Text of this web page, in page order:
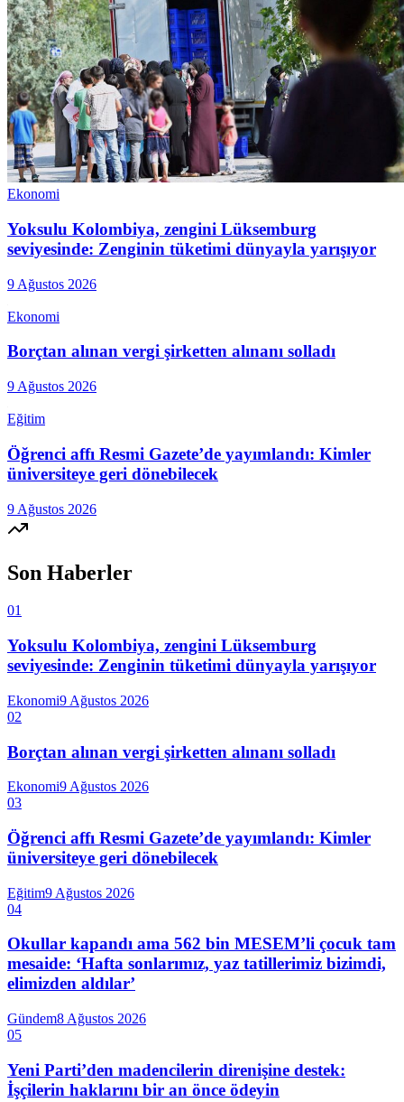
Ekonomi
Yoksulu Kolombiya, zengini Lüksemburg
seviyesinde: Zenginin tüketimi dünyayla yarışıyor
9 Ağustos 2026
Ekonomi
Borçtan alınan vergi şirketten alınanı solladı
9 Ağustos 2026
Eğitim
Öğrenci affı Resmi Gazete’de yayımlandı: Kimler
üniversiteye geri dönebilecek
9 Ağustos 2026
Son Haberler
01
Yoksulu Kolombiya, zengini Lüksemburg
seviyesinde: Zenginin tüketimi dünyayla yarışıyor
Ekonomi9 Ağustos 2026
02
Borçtan alınan vergi şirketten alınanı solladı
Ekonomi9 Ağustos 2026
03
Öğrenci affı Resmi Gazete’de yayımlandı: Kimler
üniversiteye geri dönebilecek
Eğitim9 Ağustos 2026
04
Okullar kapandı ama 562 bin MESEM’li çocuk tam
mesaide: ‘Hafta sonlarımız, yaz tatillerimiz bizimdi,
elimizden aldılar’
Gündem8 Ağustos 2026
05
Yeni Parti’den madencilerin direnişine destek:
İşçilerin haklarını bir an önce ödeyin